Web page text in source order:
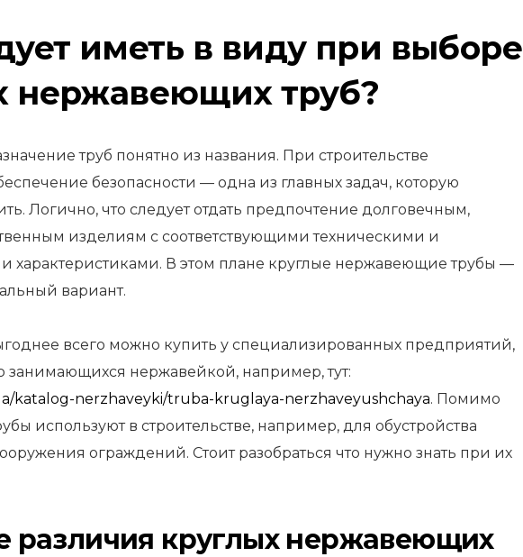
иметь в виду при выборе
нержавеющих труб?
труб понятно из названия. При строительстве
безопасности — одна из главных задач, которую
Логично, что следует отдать предпочтение долговечным,
изделиям с соответствующими техническими и
характеристиками. В этом плане круглые нержавеющие трубы —
вариант.
всего можно купить у специализированных предприятий,
занимающихся нержавейкой, например, тут:
katalog-nerzhaveyki/truba-kruglaya-nerzhaveyushchaya. Помимо
используют в строительстве, например, для обустройства
ограждений. Стоит разобраться что нужно знать при их
различия круглых нержавеющих